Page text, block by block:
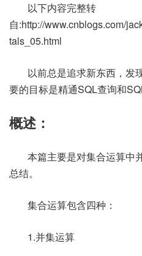
以下内容完整转
自:http://www.cnblogs.com/
tals_05.html
以前总是追求新东西，发
要的目标是精通SQL查询和
概述：
本篇主要是对集合运算中
总结。
集合运算包含四种：
1.并集运算